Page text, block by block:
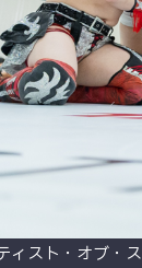
ィスト・オブ・